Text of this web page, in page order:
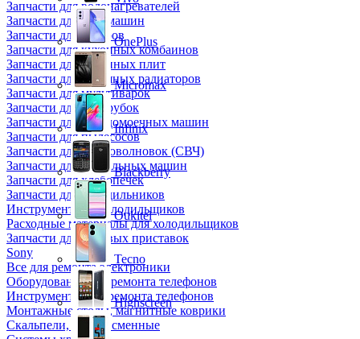
Запчасти для водонагревателей
Запчасти для кофемашин
Запчасти для кулеров
Запчасти для кухонных комбаинов
Запчасти для кухонных плит
Запчасти для масляных радиаторов
Запчасти для мультиварок
Запчасти для мясорубок
Запчасти для посудомоечных машин
Запчасти для пылесосов
Запчасти для микроволновок (СВЧ)
Запчасти для стиральных машин
Запчасти для хлебопечек
Запчасти для холодильников
Инструмент для холодильщиков
Расходные материалы для холодильщиков
Запчасти для игровых приставок
Sony
Все для ремонта электроники
Оборудование для ремонта телефонов
Инструменты для ремонта телефонов
Монтажные столы, магнитные коврики
Скальпели, лезвия сменные
OnePlus
Micromax
Infinix
Blackberry
Oukitel
Tecno
Highscreen